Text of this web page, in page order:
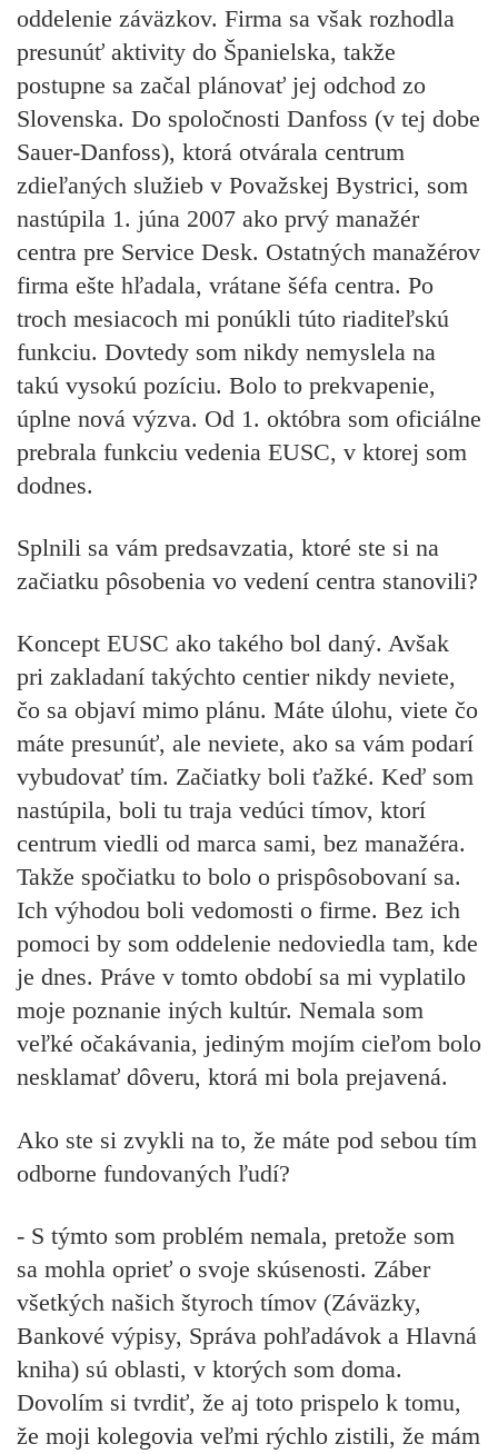
oddelenie záväzkov. Firma sa však rozhodla
presunúť aktivity do Španielska, takže
postupne sa začal plánovať jej odchod zo
Slovenska. Do spoločnosti Danfoss (v tej dobe
Sauer-Danfoss), ktorá otvárala centrum
zdieľaných služieb v Považskej Bystrici, som
nastúpila 1. júna 2007 ako prvý manažér
centra pre Service Desk. Ostatných manažérov
firma ešte hľadala, vrátane šéfa centra. Po
troch mesiacoch mi ponúkli túto riaditeľskú
funkciu. Dovtedy som nikdy nemyslela na
takú vysokú pozíciu. Bolo to prekvapenie,
úplne nová výzva. Od 1. októbra som oficiálne
prebrala funkciu vedenia EUSC, v ktorej som
dodnes.
Splnili sa vám predsavzatia, ktoré ste si na
začiatku pôsobenia vo vedení centra stanovili?
Koncept EUSC ako takého bol daný. Avšak
pri zakladaní takýchto centier nikdy neviete,
čo sa objaví mimo plánu. Máte úlohu, viete čo
máte presunúť, ale neviete, ako sa vám podarí
vybudovať tím. Začiatky boli ťažké. Keď som
nastúpila, boli tu traja vedúci tímov, ktorí
centrum viedli od marca sami, bez manažéra.
Takže spočiatku to bolo o prispôsobovaní sa.
Ich výhodou boli vedomosti o firme. Bez ich
pomoci by som oddelenie nedoviedla tam, kde
je dnes. Práve v tomto období sa mi vyplatilo
moje poznanie iných kultúr. Nemala som
veľké očakávania, jediným mojím cieľom bolo
nesklamať dôveru, ktorá mi bola prejavená.
Ako ste si zvykli na to, že máte pod sebou tím
odborne fundovaných ľudí?
- S týmto som problém nemala, pretože som
sa mohla oprieť o svoje skúsenosti. Záber
všetkých našich štyroch tímov (Záväzky,
Bankové výpisy, Správa pohľadávok a Hlavná
kniha) sú oblasti, v ktorých som doma.
Dovolím si tvrdiť, že aj toto prispelo k tomu,
že moji kolegovia veľmi rýchlo zistili, že mám